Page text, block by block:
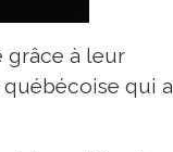
grâce à leur
qui a